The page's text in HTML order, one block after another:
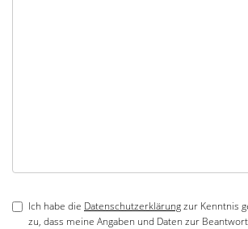
Ich habe die Datenschutzerklärungzur Kenntnis
zu, dass meine Angaben und Daten zur